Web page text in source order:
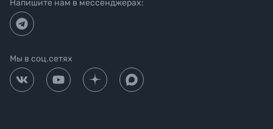
Напишите нам в мессенджерах:
Мы в соц.сетях